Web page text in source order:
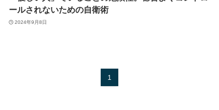
ールされないための自衛術
2024年9月8日
1